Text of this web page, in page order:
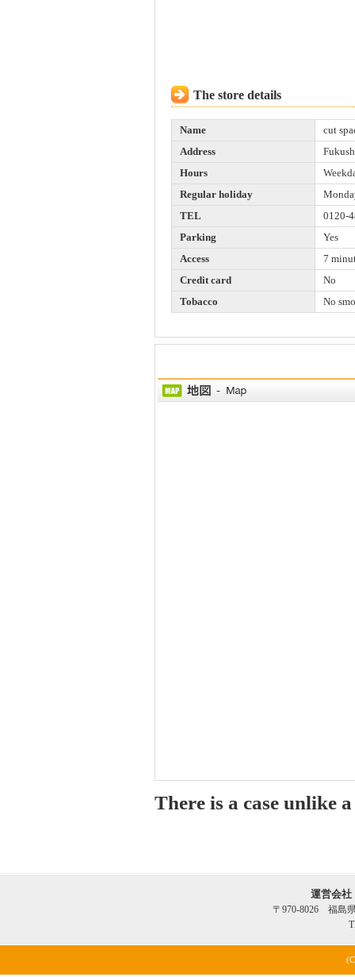
The store details
Name
cut
Address
Hours
Regular holiday
TEL
0120-
Parking
Yes
Access
7
Credit card
No
Tobacco
No
There is a case unlike
運営会
〒970-8026 福島